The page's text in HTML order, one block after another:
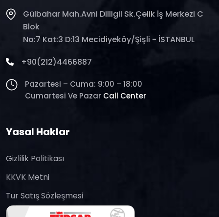
Gülbahar Mah.Avni Dilligil Sk.Çelik İş Merkezi C
Blok
No:7 Kat:3 D:13 Mecidiyeköy/Şişli - İSTANBUL
+90(212)4466887
Pazartesi – Cuma: 9:00 – 18:00
Cumartesi Ve Pazar Call Center
Yasal Haklar
Gizlilik Politikası
KKVK Metni
Tur Satış Sözleşmesi